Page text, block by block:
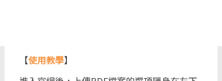
【使用教學】